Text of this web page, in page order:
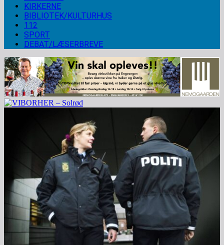
KIRKERNE
BIBLIOTEK/KULTURHUS
112
SPORT
DEBAT/LÆSERBREVE